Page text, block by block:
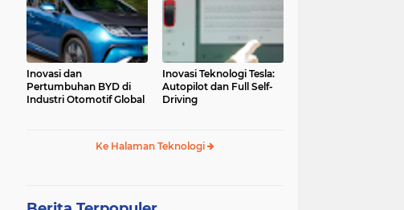
Inovasi dan
Pertumbuhan BYD di
Industri Otomotif Global
Inovasi Teknologi Tesla:
Autopilot dan Full Self-
Driving
Ke Halaman Teknologi